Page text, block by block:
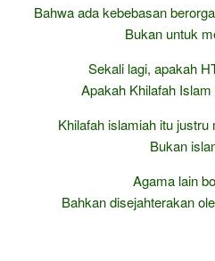
Bahwa ada kebebasan
Bukan untuk
Sekali lagi, apakah
Apakah Khilafah
Khilafah islamiah itu
Bukan
Agama lain
Bahkan disejahterakan